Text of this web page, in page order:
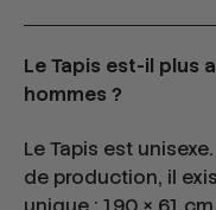
Le Tapis est-il plus
hommes ?
Le Tapis est
de production, il